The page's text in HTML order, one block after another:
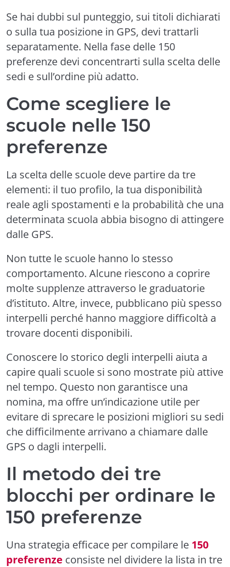
Se hai dubbi sul punteggio, sui titoli dichiarati
o sulla tua posizione in GPS, devi trattarli
separatamente. Nella fase delle 150
preferenze devi concentrarti sulla scelta delle
sedi e sull’ordine più adatto.
Come scegliere le
scuole nelle 150
preferenze
La scelta delle scuole deve partire da tre
elementi: il tuo profilo, la tua disponibilità
reale agli spostamenti e la probabilità che una
determinata scuola abbia bisogno di attingere
dalle GPS.
Non tutte le scuole hanno lo stesso
comportamento. Alcune riescono a coprire
molte supplenze attraverso le graduatorie
d’istituto. Altre, invece, pubblicano più spesso
interpelli perché hanno maggiore difficoltà a
trovare docenti disponibili.
Conoscere lo storico degli interpelli aiuta a
capire quali scuole si sono mostrate più attive
nel tempo. Questo non garantisce una
nomina, ma offre un’indicazione utile per
evitare di sprecare le posizioni migliori su sedi
che difficilmente arrivano a chiamare dalle
GPS o dagli interpelli.
Il metodo dei tre
blocchi per ordinare le
150 preferenze
Una strategia efficace per compilare le 150
preferenze consiste nel dividere la lista in tre